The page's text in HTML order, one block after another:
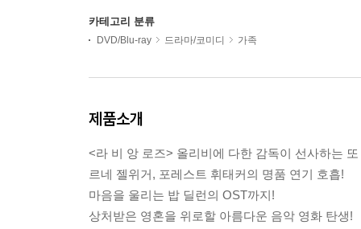
카테고리 분류
DVD/Blu-ray 드라마/코미디 가족
제품소개
<라 비 앙 로즈> 올리비에 다한 감독이 선사하는
르네 젤위거, 포레스트 휘태커의 명품 연기 호흡!
마음을 울리는 밥 딜런의 OST까지!
상처받은 영혼을 위로할 아름다운 음악 영화 탄생!